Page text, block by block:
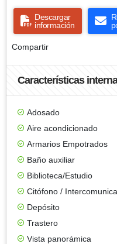
Descargar
información
Compartir
Características
Adosado
Aire acondicionado
Armarios Empotrados
Baño auxiliar
Biblioteca/Estudio
Citófono /
Depósito
Trastero
Vista panorámica